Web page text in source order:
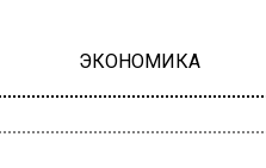
ЭКОНОМИКА